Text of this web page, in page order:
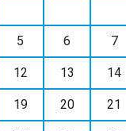
5 6 7
12 13 14
19 20 21